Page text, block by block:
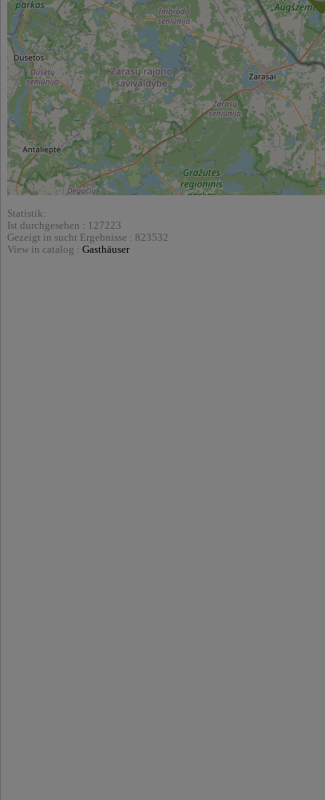
Statistik:
Ist durchgesehen : 127223
Gezeigt in sucht Ergebnisse : 823532
View in catalog : Gasthäuser